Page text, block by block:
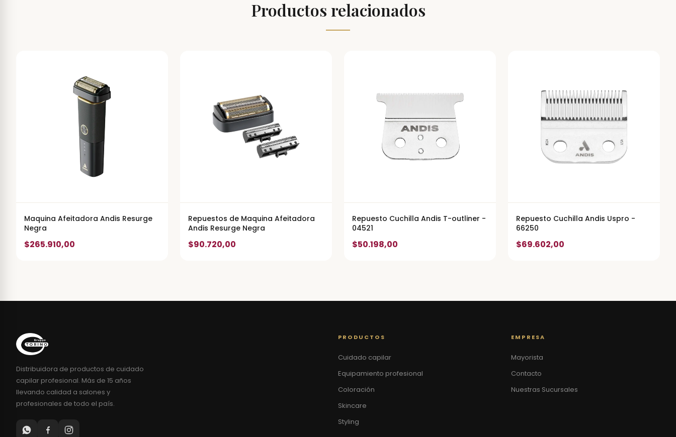
Productos relacionados
Maquina Afeitadora Andis Resurge
Negra
$265.910,00
Repuestos de Maquina Afeitadora
Andis Resurge Negra
$90.720,00
Repuesto Cuchilla Andis T-outliner -
04521
$50.198,00
Repuesto Cuchilla Andis Uspro -
66250
$69.602,00
Distribuidora de productos de cuidado
capilar profesional. Más de 15 años
llevando calidad a salones y
profesionales de todo el país.
PRODUCTOS
Cuidado capilar
Equipamiento profesional
Coloración
Skincare
Styling
EMPRESA
Mayorista
Contacto
Nuestras Sucursales